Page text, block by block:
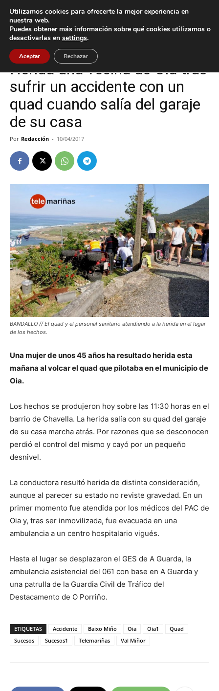
Inicio Oia
Oia Sucesos
Herida una vecina de Oia tras
sufrir un accidente con un
quad cuando salía del garaje
de su casa
Por Redacción - 10/04/2017
BANDALLO // El quad y el personal sanitario atendiendo a la herida en el lugar
de los hechos.
Una mujer de unos 45 años ha resultado herida esta
mañana al volcar el quad que pilotaba en el municipio de
Oia.
Los hechos se produjeron hoy sobre las 11:30 horas en el
barrio de Chavella. La herida salía con su quad del garaje
de su casa marcha atrás. Por razones que se desconocen
perdió el control del mismo y cayó por un pequeño
desnivel.
La conductora resultó herida de distinta consideración,
aunque al parecer su estado no reviste gravedad. En un
primer momento fue atendida por los médicos del PAC de
Oia y, tras ser inmovilizada, fue evacuada en una
ambulancia a un centro hospitalario vigués.
Hasta el lugar se desplazaron el GES de A Guarda, la
ambulancia asistencial del 061 con base en A Guarda y
una patrulla de la Guardia Civil de Tráfico del
Destacamento de O Porriño.
ETIQUETAS Accidente Baixo Miño Oia Oia1
Quad
Sucesos
Sucesos1 Telemariñas Val Miñor
Utilizamos cookies para ofrecerte la mejor experiencia en
nuestra web.
Puedes obtener más información sobre qué cookies utilizamos o
desactivarlas en settings.
Aceptar Rechazar